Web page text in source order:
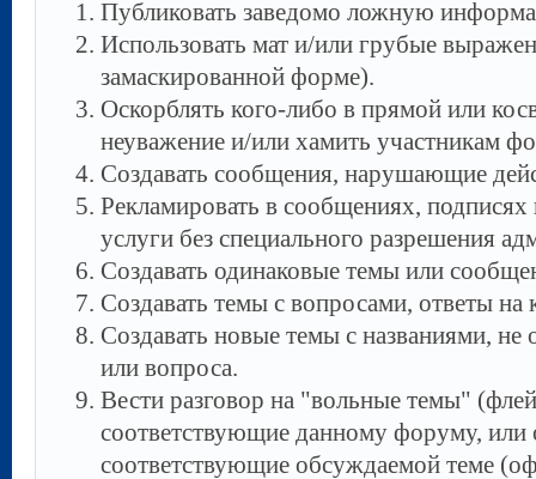
Публиковать заведомо ложнyю
Использовать мат и/или грубые
замаскированной форме).
Оскорблять кого-либо в прямой или
неуважение и/или хамить участникам
Создавать сообщения, наpyшающие
Рекламировать в сообщениях,
услуги без специального разрешения
Создавать одинаковые темы или
Создавать темы с вопросами, ответы
Создавать новые темы с названиями,
или вопроса.
Вести разговор на "вольные темы"
соответствующие данному форуму, или
соответствующие обсуждаемой теме